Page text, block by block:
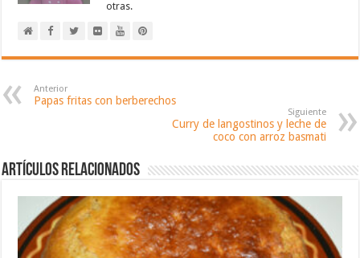
otras.
Anterior
Papas fritas con berberechos
Siguiente
Curry de langostinos y leche de
coco con arroz basmati
Artículos relacionados